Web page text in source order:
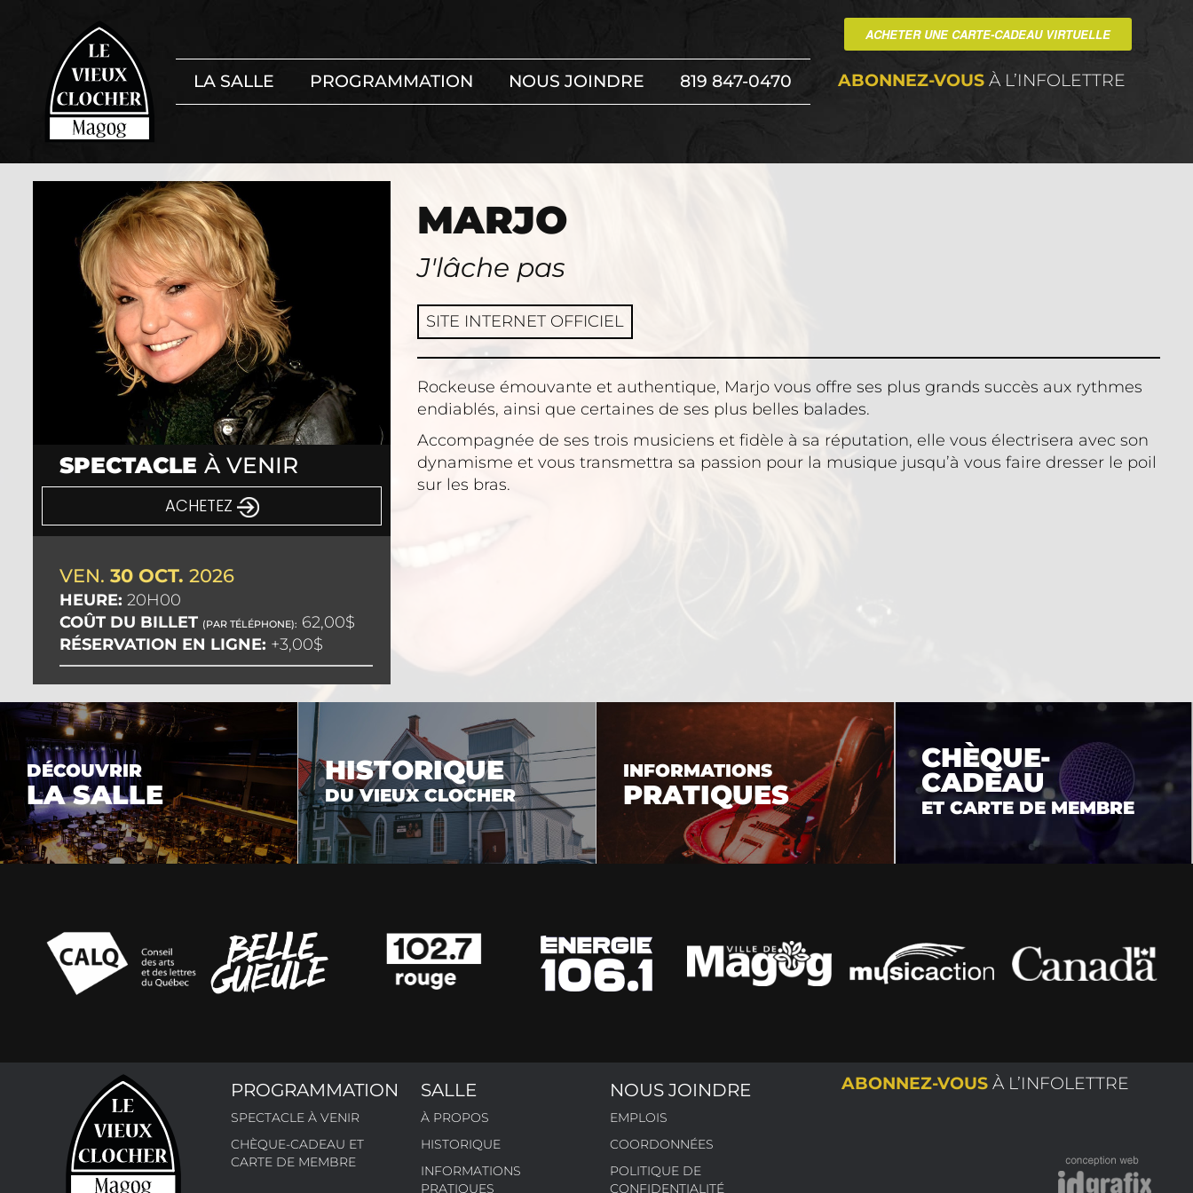
LA SALLE PROGRAMMATION NOUS JOINDRE 819 847-0470
ACHETER UNE CARTE-CADEAU VIRTUELLE
ABONNEZ-VOUS À L’INFOLETTRE
SPECTACLE À VENIR
ACHETEZ
VEN. 30 OCT. 2026
HEURE: 20H00
COÛT DU BILLET (PAR TÉLÉPHONE): 62,00$
RÉSERVATION EN LIGNE: +3,00$
MARJO
J'lâche pas
SITE INTERNET OFFICIEL
Rockeuse émouvante et authentique, Marjo vous offre ses plus grands succès aux rythmes
endiablés, ainsi que certaines de ses plus belles balades.
Accompagnée de ses trois musiciens et fidèle à sa réputation, elle vous électrisera avec son
dynamisme et vous transmettra sa passion pour la musique jusqu’à vous faire dresser le poil
sur les bras.
DÉCOUVRIR
LA SALLE
HISTORIQUE
DU VIEUX CLOCHER
INFORMATIONS
PRATIQUES
CHÈQUE-
CADEAU
ET CARTE DE MEMBRE
PROGRAMMATION
SPECTACLE À VENIR
CHÈQUE-CADEAU ET
CARTE DE MEMBRE
SALLE
À PROPOS
HISTORIQUE
INFORMATIONS
PRATIQUES
NOUS JOINDRE
EMPLOIS
COORDONNÉES
POLITIQUE DE
CONFIDENTIALITÉ
ABONNEZ-VOUS À L’INFOLETTRE